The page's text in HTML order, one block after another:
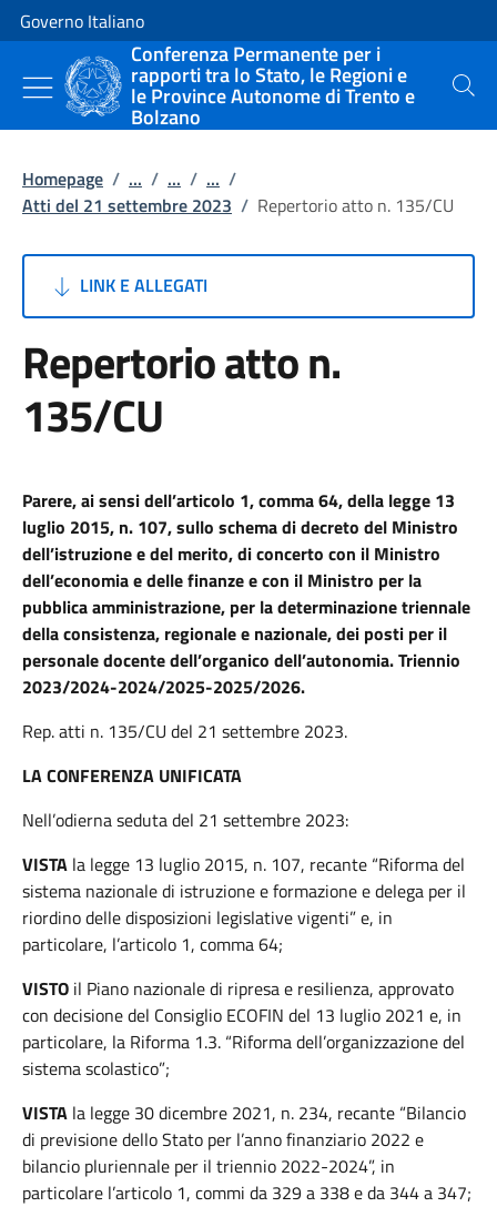
Vai al contenuto
Vai alla navigazione del sito
Governo Italiano
Conferenza Permanente per i
rapporti tra lo Stato, le Regioni e
le Province Autonome di Trento e
Bolzano
Cerca
Homepage / ... / ... / ... /
Atti del 21 settembre 2023 / Repertorio atto n. 135/CU
LINK E ALLEGATI
Repertorio atto n.
135/CU
Parere, ai sensi dell’articolo 1, comma 64, della legge 13
luglio 2015, n. 107, sullo schema di decreto del Ministro
dell’istruzione e del merito, di concerto con il Ministro
dell’economia e delle finanze e con il Ministro per la
pubblica amministrazione, per la determinazione triennale
della consistenza, regionale e nazionale, dei posti per il
personale docente dell’organico dell’autonomia.Triennio
2023/2024-2024/2025-2025/2026.
Rep. atti n. 135/CU del 21 settembre 2023.
LA CONFERENZA UNIFICATA
Nell’odierna seduta del 21 settembre 2023:
VISTA la legge 13 luglio 2015, n. 107, recante “Riforma del
sistema nazionale di istruzione e formazione e delega per il
riordino delle disposizioni legislative vigenti” e, in
particolare, l’articolo 1, comma 64;
VISTO il Piano nazionale di ripresa e resilienza, approvato
con decisione del Consiglio ECOFIN del 13 luglio 2021 e, in
particolare, la Riforma 1.3. “Riforma dell’organizzazione del
sistema scolastico”;
VISTA la legge 30 dicembre 2021, n. 234, recante “Bilancio
di previsione dello Stato per l’anno finanziario 2022 e
bilancio pluriennale per il triennio 2022-2024”, in
particolare l’articolo 1, commi da 329 a 338 e da 344 a 347;